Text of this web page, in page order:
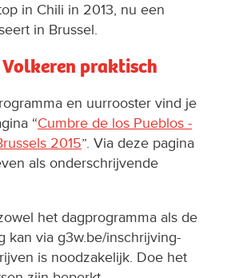
in Chili in 2013, nu een
in Brussel.
Volkeren praktisch
en uurrooster vind je
“Cumbre de los Pueblos -
2015”. Via deze pagina
als onderschrijvende
het dagprogramma als de
kan via g3w.be/inschrijving-
is noodzakelijk. Doe het